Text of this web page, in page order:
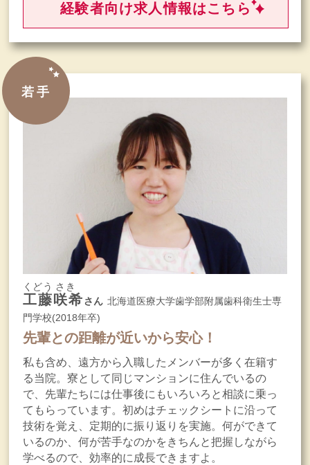
経験者向け求人情報はこちら
若手
くどう さき
工藤咲希 さん 北海道医療大学歯学部附属歯科衛生士専
門学校(2018年卒)
先輩との距離が近いから安心！
私も含め、遠方から入職したメンバーが多く在籍す
る当院。寮として同じマンションに住んでいるの
で、先輩たちには仕事後にもいろいろと相談に乗っ
てもらっています。初めはチェックシートに沿って
技術を覚え、定期的に振り返りを実施。何ができて
いるのか、何が苦手なのかをきちんと把握しながら
学べるので、効率的に成長できますよ。